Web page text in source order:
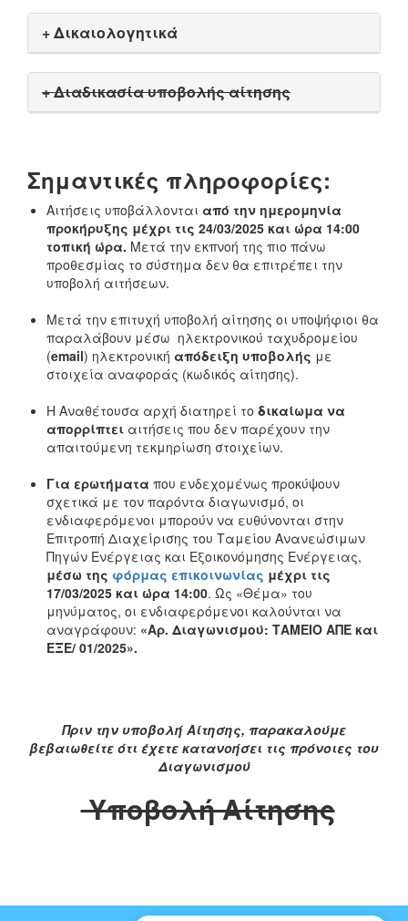
+ Δικαιολογητικά
+ Διαδικασία υποβολής αίτησης
Σημαντικές πληροφορίες:
Αιτήσεις υποβάλλονται από την ημερομηνία
προκήρυξης μέχρι τις 24/03/2025 και ώρα 14:00
τοπική ώρα. Μετά την εκπνοή της πιο πάνω
προθεσμίας το σύστημα δεν θα επιτρέπει την
υποβολή αιτήσεων.
Μετά την επιτυχή υποβολή αίτησης οι υποψήφιοι θα
παραλάβουν μέσω ηλεκτρονικού ταχυδρομείου
(email) ηλεκτρονική απόδειξη υποβολής με
στοιχεία αναφοράς (κωδικός αίτησης).
Η Αναθέτουσα αρχή διατηρεί το δικαίωμα να
απορρίπτει αιτήσεις που δεν παρέχουν την
απαιτούμενη τεκμηρίωση στοιχείων.
Για ερωτήματα που ενδεχομένως προκύψουν
σχετικά με τον παρόντα διαγωνισμό, οι
ενδιαφερόμενοι μπορούν να ευθύνονται στην
Επιτροπή Διαχείρισης του Ταμείου Ανανεώσιμων
Πηγών Ενέργειας και Εξοικονόμησης Ενέργειας,
μέσω της φόρμας επικοινωνίας μέχρι τις
17/03/2025 και ώρα 14:00. Ως «Θέμα» του
μηνύματος, οι ενδιαφερόμενοι καλούνται να
αναγράφουν: «Αρ. Διαγωνισμού: ΤΑΜΕΙΟ ΑΠΕ και
ΕΞΕ/ 01/2025».
Πριν την υποβολή Αίτησης, παρακαλούμε
βεβαιωθείτε ότι έχετε κατανοήσει τις πρόνοιες του
Διαγωνισμού
Υποβολή Αίτησης